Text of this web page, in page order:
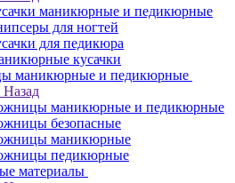
маникюрные и педикюрные
для ногтей
для педикюра
кусачки
маникюрные и педикюрные
Назад
маникюрные и педикюрные
безопасные
маникюрные
педикюрные
материалы